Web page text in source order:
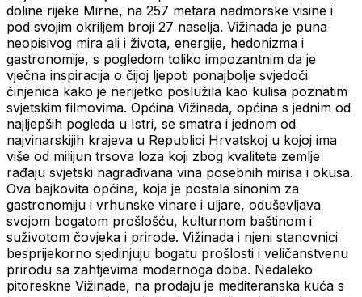
doline rijeke Mirne, na 257 metara nadmorske visine i
pod svojim okriljem broji 27 naselja. Vižinada je puna
neopisivog mira ali i života, energije, hedonizma i
gastronomije, s pogledom toliko impozantnim da je
vječna inspiracija o čijoj ljepoti ponajbolje svjedoči
činjenica kako je nerijetko poslužila kao kulisa poznatim
svjetskim filmovima. Općina Vižinada, općina s jednim od
najljepših pogleda u Istri, se smatra i jednom od
najvinarskijih krajeva u Republici Hrvatskoj u kojoj ima
više od milijun trsova loza koji zbog kvalitete zemlje
rađaju svjetski nagrađivana vina posebnih mirisa i okusa.
Ova bajkovita općina, koja je postala sinonim za
gastronomiju i vrhunske vinare i uljare, oduševljava
svojom bogatom prošlošću, kulturnom baštinom i
suživotom čovjeka i prirode. Vižinada i njeni stanovnici
besprijekorno sjedinjuju bogatu prošlosti i veličanstvenu
prirodu sa zahtjevima modernoga doba. Nedaleko
pitoreskne Vižinade, na prodaju je mediteranska kuća s